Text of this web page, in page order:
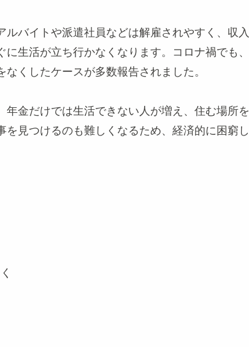
バイトや派遣社員などは解雇されやすく、収入
生活が立ち行かなくなります。コロナ禍でも、
くしたケースが多数報告されました。
金だけでは生活できない人が増え、住む場所を
見つけるのも難しくなるため、経済的に困窮し